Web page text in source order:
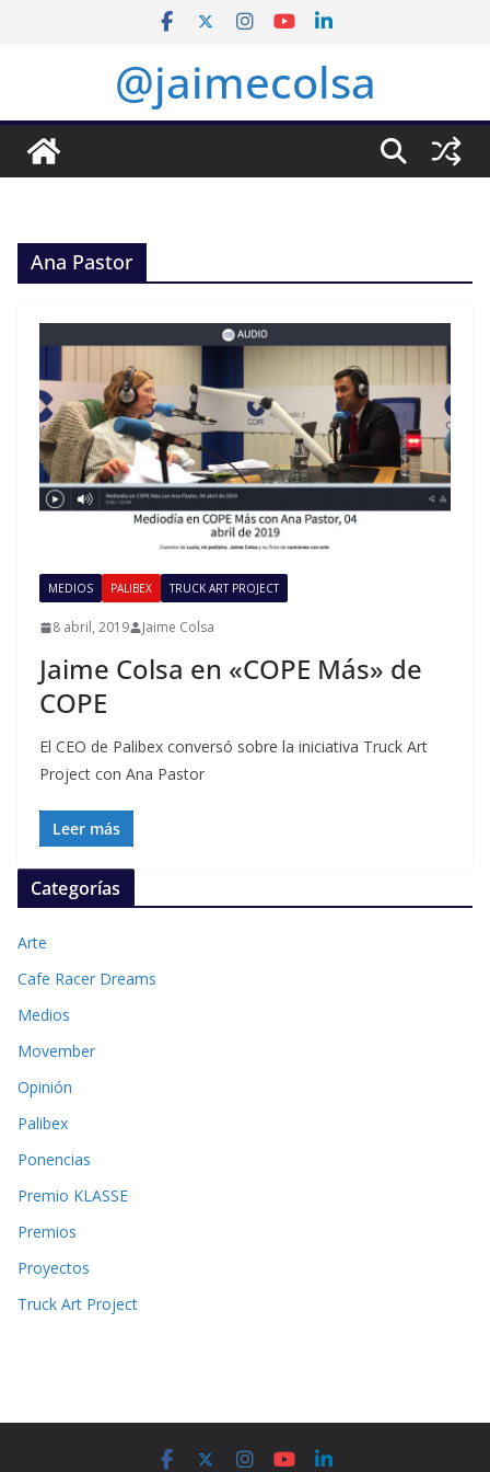
@jaimecolsa
Ana Pastor
MEDIOS PALIBEX TRUCK ART PROJECT
8 abril, 2019 Jaime Colsa
Jaime Colsa en «COPE Más» de
COPE
El CEO de Palibex conversó sobre la iniciativa Truck Art
Project con Ana Pastor
Leer más
Categorías
Arte
Cafe Racer Dreams
Medios
Movember
Opinión
Palibex
Ponencias
Premio KLASSE
Premios
Proyectos
Truck Art Project